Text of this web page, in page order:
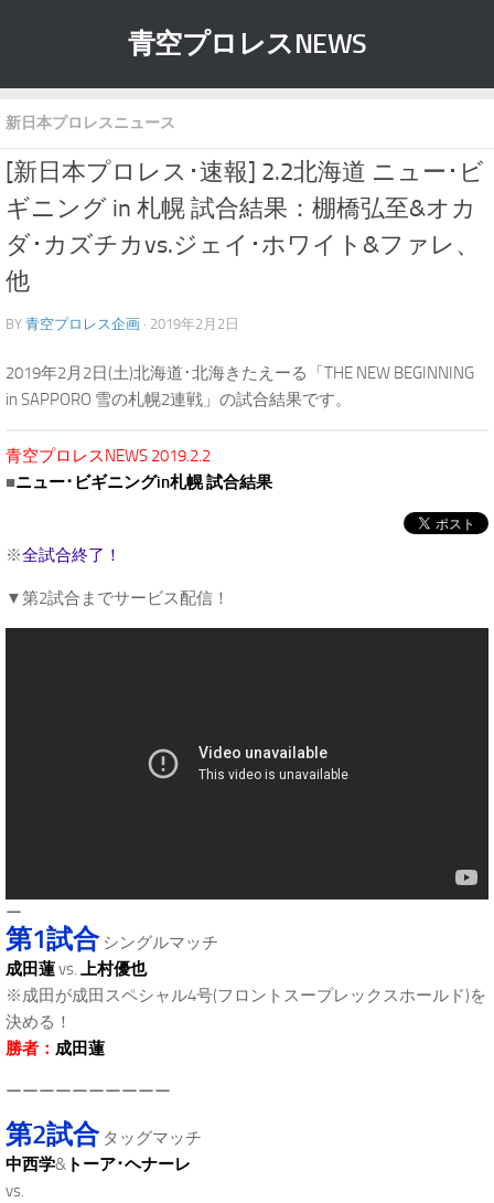
青空プロレスNEWS
新日本プロレスニュース
[新日本プロレス･速報] 2.2北海道 ニュー･ビ
ギニング in 札幌 試合結果：棚橋弘至&オカ
ダ･カズチカvs.ジェイ･ホワイト&ファレ、
他
BY 青空プロレス企画 · 2019年2月2日
2019年2月2日(土)北海道･北海きたえーる「THE NEW BEGINNING
in SAPPORO 雪の札幌2連戦」の試合結果です。
青空プロレスNEWS 2019.2.2
■ニュー･ビギニングin札幌 試合結果
※全試合終了！
▼第2試合までサービス配信！
ー
第1試合シングルマッチ
成田蓮vs. 上村優也
※成田が成田スペシャル4号(フロントスープレックスホールド)を
決める！
勝者： 成田蓮
ーーーーーーーーーー
第2試合タッグマッチ
中西学& トーア･ヘナーレ
vs.